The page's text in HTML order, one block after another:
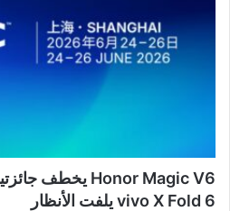
vivo X Fold 6 يلفت الأنظار